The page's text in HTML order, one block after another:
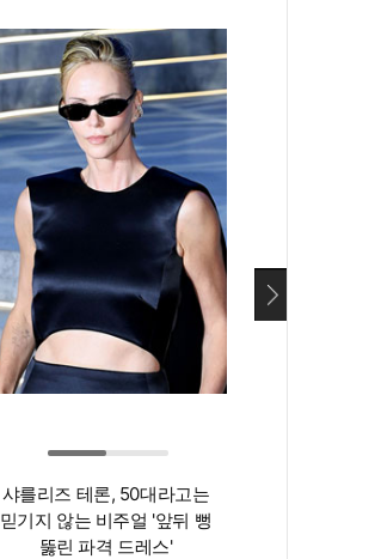
샤를리즈 테론, 50대라고는
믿기지 않는 비주얼 '앞뒤 뻥
뚫린 파격 드레스'